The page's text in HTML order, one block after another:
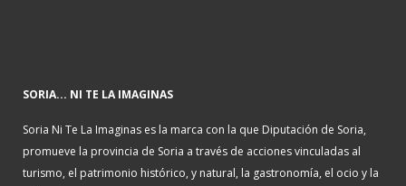
SORIA... NI TE LA IMAGINAS
Soria Ni Te La Imaginas es la marca con la que Diputación de Soria,
promueve la provincia de Soria a través de acciones vinculadas al
turismo, el patrimonio histórico, y natural, la gastronomía, el ocio y la